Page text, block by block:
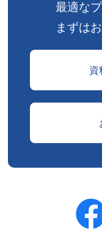
最適な
まずは
資